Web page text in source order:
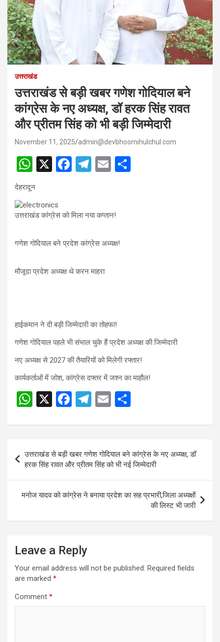
उत्तराखंड
उत्तराखंड से बड़ी खबर गणेश गोदियाल बने
कांग्रेस के नए अध्यक्ष, डॉ हरक सिंह रावत
और प्रीतम सिंह को भी बड़ी जिम्मेदारी
November 11, 2025 admin@devbhoomihulchul.com
W
h
at
s
p
X
F
b
o
T
gr
m
E
देहरादून
उत्तराखंड कांग्रेस को मिला नया कप्तान!
गणेश गोदियाल बने प्रदेश कांग्रेस अध्यक्ष!
मौजूदा प्रदेश अध्यक्ष थे करन माहरा
हाईकमान ने दी बड़ी जिम्मेदारी का तोहफा!
गणेश गोदियाल पहले भी संभाल चुके हैं प्रदेश अध्यक्ष की जिम्मेदारी
नए अध्यक्ष से 2027 की तैयारियों को मिलेगी रफ्तार!
कार्यकर्ताओं में जोश, कांग्रेस दफ्तर में जश्न का माहौल!
W
at
A
p
p
X
F
ce
o
o
k
T
e
gr
a
m
E
ail ar
e
navigation
उत्तराखंड से बड़ी खबर गणेश गोदियाल बने कांग्रेस के नए अध्यक्ष, डॉ
हरक सिंह रावत और प्रीतम सिंह को भी नई जिम्मेदारी
मनोज यादव को कांग्रेस ने बनाया प्रदेश का सह प्रभारी,जिला अध्यक्षों
की लिस्ट भी जारी
Leave a Reply
Your email address will not be published. Required fields
are marked *
Comment *